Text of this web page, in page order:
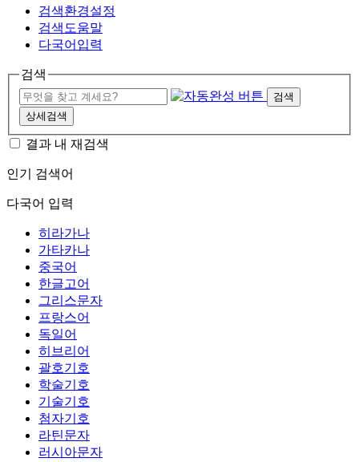
검색환경설정
검색도움말
다국어입력
검색
검색
상세검색
결과 내 재검색
인기 검색어
다국어 입력
히라가나
가타카나
중국어
한글고어
그리스문자
프랑스어
독일어
히브리어
괄호기호
학술기호
기술기호
첨자기호
라틴문자
러시아문자